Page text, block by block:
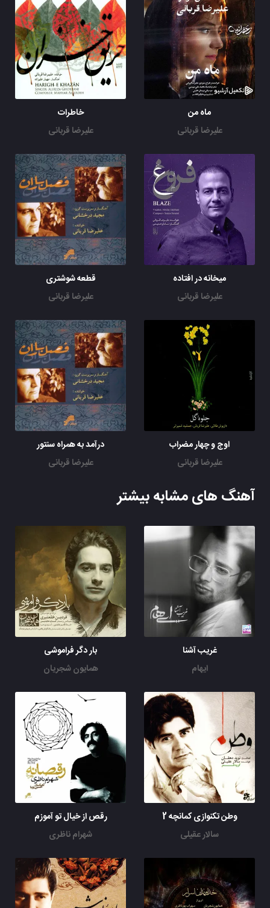
ماه من
علیرضا قربانی
خاطرات
علیرضا قربانی
میخانه در افتاده
علیرضا قربانی
قطعه شوشتری
علیرضا قربانی
اوج و چهار مضراب
علیرضا قربانی
درآمد به همراه سنتور
علیرضا قربانی
آهنگ های مشابه بیشتر
غریب آشنا
ایهام
بار دگر فراموشی
همایون شجریان
وطن تکنوازی کمانچه 2
سالار عقیلی
رقص از خیال تو آموزم
شهرام ناظری